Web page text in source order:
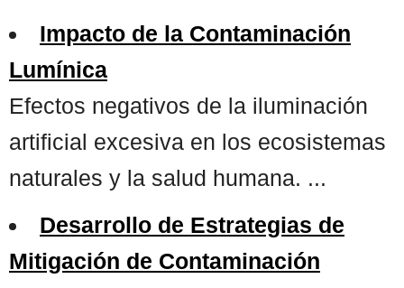
Impacto de la Contaminación
Lumínica
Efectos negativos de la iluminación
artificial excesiva en los ecosistemas
naturales y la salud humana. ...
Desarrollo de Estrategias de
Mitigación de Contaminación